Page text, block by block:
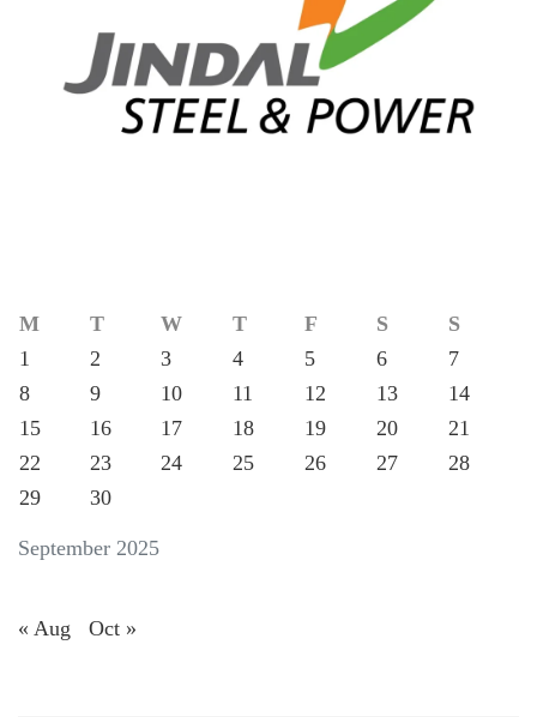
September 2025
M T W T F S
S
1
2 3 4 5 6
7
8
9 10 11 12 13
14
15
16 17 18 19 20
21
22
23 24 25 26 27
28
29
30
« Aug Oct »